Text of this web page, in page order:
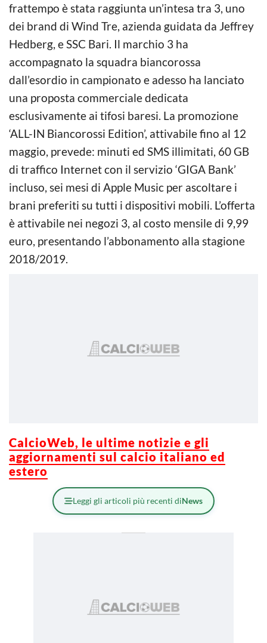
frattempo è stata raggiunta un’intesa tra 3, uno
dei brand di Wind Tre, azienda guidata da Jeffrey
Hedberg, e SSC Bari. Il marchio 3 ha
accompagnato la squadra biancorossa
dall’esordio in campionato e adesso ha lanciato
una proposta commerciale dedicata
esclusivamente ai tifosi baresi. La promozione
‘ALL-IN Biancorossi Edition’, attivabile fino al 12
maggio, prevede: minuti ed SMS illimitati, 60 GB
di traffico Internet con il servizio ‘GIGA Bank’
incluso, sei mesi di Apple Music per ascoltare i
brani preferiti su tutti i dispositivi mobili. L’offerta
è attivabile nei negozi 3, al costo mensile di 9,99
euro, presentando l’abbonamento alla stagione
2018/2019.
CalcioWeb, le ultime notizie e gli
aggiornamenti sul calcio italiano ed
estero
Leggi gli articoli più recenti diNews